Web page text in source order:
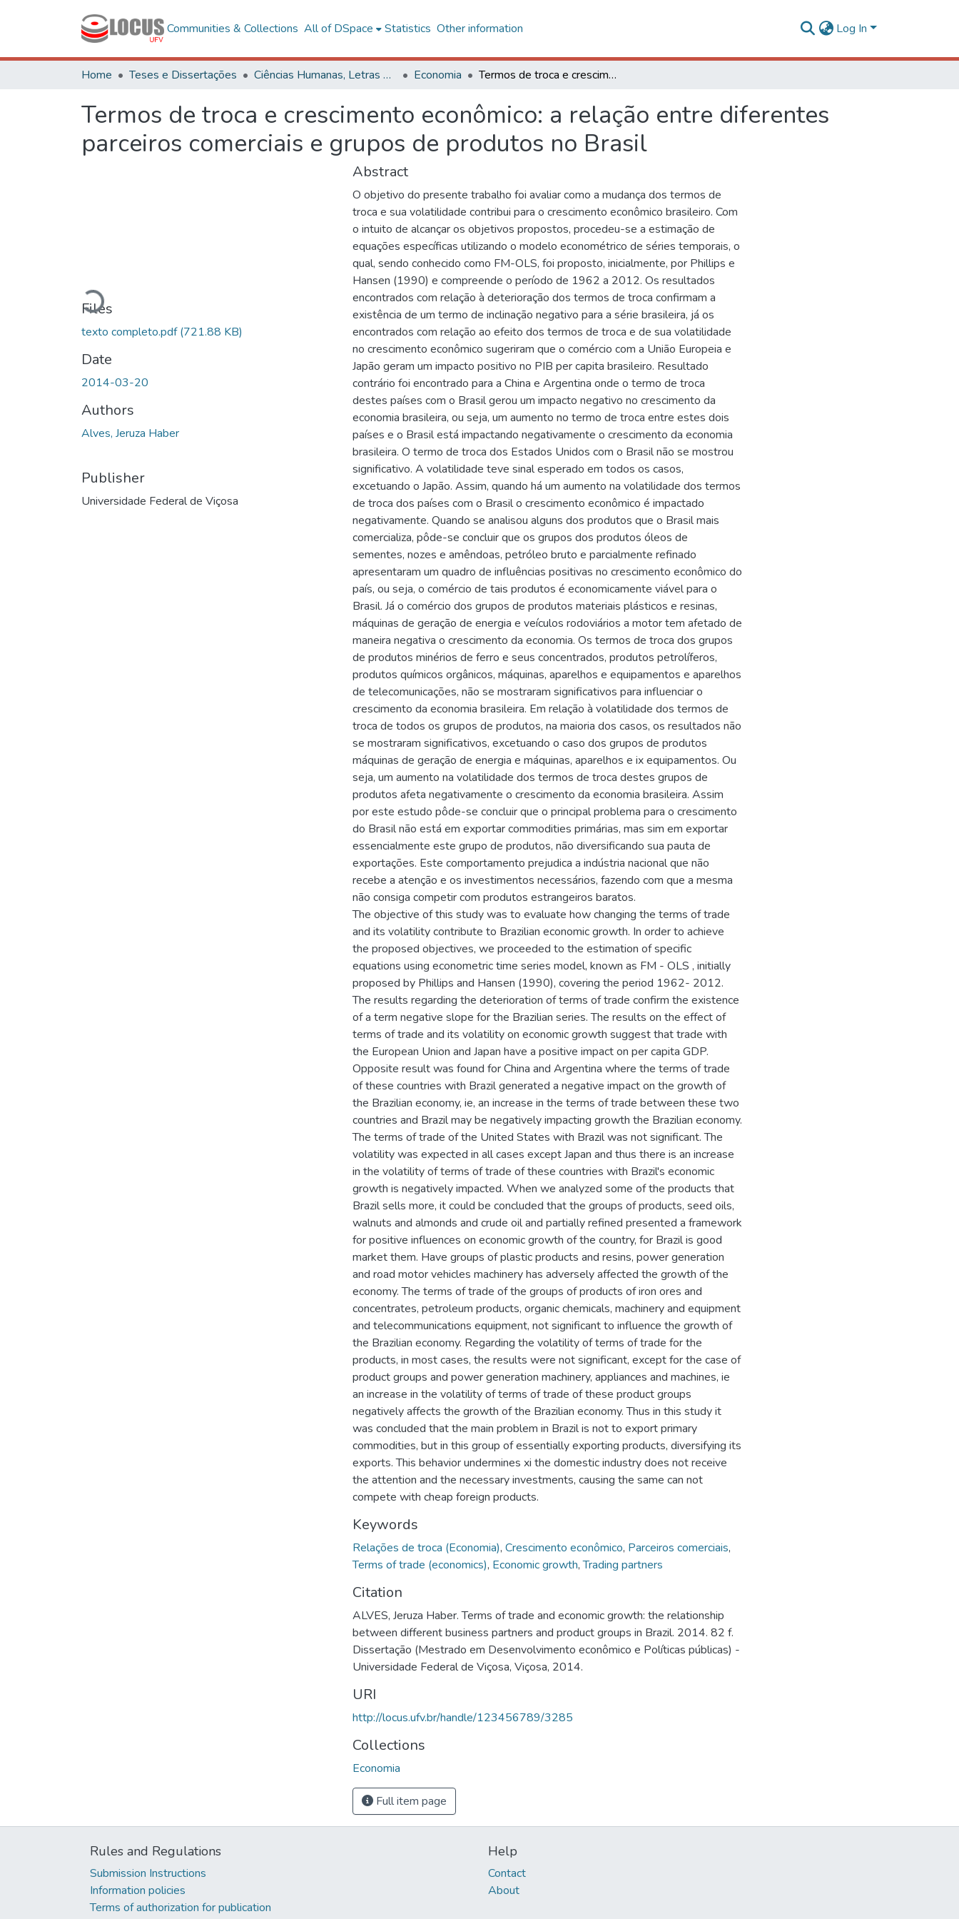
Communities & Collections All of DSpace Statistics Other information Log In
Home Teses e Dissertações Ciências Humanas, Letras e Artes Economia Termos de troca e crescimento econômico: a relação entre diferentes parceiros comerciais e grupos de produtos no Brasil
Termos de troca e crescimento econômico: a relação entre diferentes
parceiros comerciais e grupos de produtos no Brasil
Loading...
Files
texto completo.pdf(721.88 KB)
Date
2014-03-20
Authors
Alves, Jeruza Haber
Publisher
Universidade Federal de Viçosa
Abstract
O objetivo do presente trabalho foi avaliar como a mudança dos termos de
troca e sua volatilidade contribui para o crescimento econômico brasileiro. Com
o intuito de alcançar os objetivos propostos, procedeu-se a estimação de
equações específicas utilizando o modelo econométrico de séries temporais, o
qual, sendo conhecido como FM-OLS, foi proposto, inicialmente, por Phillips e
Hansen (1990) e compreende o período de 1962 a 2012. Os resultados
encontrados com relação à deterioração dos termos de troca confirmam a
existência de um termo de inclinação negativo para a série brasileira, já os
encontrados com relação ao efeito dos termos de troca e de sua volatilidade
no crescimento econômico sugeriram que o comércio com a União Europeia e
Japão geram um impacto positivo no PIB per capita brasileiro. Resultado
contrário foi encontrado para a China e Argentina onde o termo de troca
destes países com o Brasil gerou um impacto negativo no crescimento da
economia brasileira, ou seja, um aumento no termo de troca entre estes dois
países e o Brasil está impactando negativamente o crescimento da economia
brasileira. O termo de troca dos Estados Unidos com o Brasil não se mostrou
significativo. A volatilidade teve sinal esperado em todos os casos,
excetuando o Japão. Assim, quando há um aumento na volatilidade dos termos
de troca dos países com o Brasil o crescimento econômico é impactado
negativamente. Quando se analisou alguns dos produtos que o Brasil mais
comercializa, pôde-se concluir que os grupos dos produtos óleos de
sementes, nozes e amêndoas, petróleo bruto e parcialmente refinado
apresentaram um quadro de influências positivas no crescimento econômico do
país, ou seja, o comércio de tais produtos é economicamente viável para o
Brasil. Já o comércio dos grupos de produtos materiais plásticos e resinas,
máquinas de geração de energia e veículos rodoviários a motor tem afetado de
maneira negativa o crescimento da economia. Os termos de troca dos grupos
de produtos minérios de ferro e seus concentrados, produtos petrolíferos,
produtos químicos orgânicos, máquinas, aparelhos e equipamentos e aparelhos
de telecomunicações, não se mostraram significativos para influenciar o
crescimento da economia brasileira. Em relação à volatilidade dos termos de
troca de todos os grupos de produtos, na maioria dos casos, os resultados não
se mostraram significativos, excetuando o caso dos grupos de produtos
máquinas de geração de energia e máquinas, aparelhos e ix equipamentos. Ou
seja, um aumento na volatilidade dos termos de troca destes grupos de
produtos afeta negativamente o crescimento da economia brasileira. Assim
por este estudo pôde-se concluir que o principal problema para o crescimento
do Brasil não está em exportar commodities primárias, mas sim em exportar
essencialmente este grupo de produtos, não diversificando sua pauta de
exportações. Este comportamento prejudica a indústria nacional que não
recebe a atenção e os investimentos necessários, fazendo com que a mesma
não consiga competir com produtos estrangeiros baratos.
The objective of this study was to evaluate how changing the terms of trade
and its volatility contribute to Brazilian economic growth. In order to achieve
the proposed objectives, we proceeded to the estimation of specific
equations using econometric time series model, known as FM - OLS , initially
proposed by Phillips and Hansen (1990), covering the period 1962- 2012.
The results regarding the deterioration of terms of trade confirm the existence
of a term negative slope for the Brazilian series. The results on the effect of
terms of trade and its volatility on economic growth suggest that trade with
the European Union and Japan have a positive impact on per capita GDP.
Opposite result was found for China and Argentina where the terms of trade
of these countries with Brazil generated a negative impact on the growth of
the Brazilian economy, ie, an increase in the terms of trade between these two
countries and Brazil may be negatively impacting growth the Brazilian economy.
The terms of trade of the United States with Brazil was not significant. The
volatility was expected in all cases except Japan and thus there is an increase
in the volatility of terms of trade of these countries with Brazil's economic
growth is negatively impacted. When we analyzed some of the products that
Brazil sells more, it could be concluded that the groups of products, seed oils,
walnuts and almonds and crude oil and partially refined presented a framework
for positive influences on economic growth of the country, for Brazil is good
market them. Have groups of plastic products and resins, power generation
and road motor vehicles machinery has adversely affected the growth of the
economy. The terms of trade of the groups of products of iron ores and
concentrates, petroleum products, organic chemicals, machinery and equipment
and telecommunications equipment, not significant to influence the growth of
the Brazilian economy. Regarding the volatility of terms of trade for the
products, in most cases, the results were not significant, except for the case of
product groups and power generation machinery, appliances and machines, ie
an increase in the volatility of terms of trade of these product groups
negatively affects the growth of the Brazilian economy. Thus in this study it
was concluded that the main problem in Brazil is not to export primary
commodities, but in this group of essentially exporting products, diversifying its
exports. This behavior undermines xi the domestic industry does not receive
the attention and the necessary investments, causing the same can not
compete with cheap foreign products.
Keywords
Relações de troca (Economia), Crescimento econômico, Parceiros comerciais,
Terms of trade (economics), Economic growth,Trading partners
Citation
ALVES, Jeruza Haber. Terms of trade and economic growth: the relationship
between different business partners and product groups in Brazil. 2014. 82 f.
Dissertação (Mestrado em Desenvolvimento econômico e Políticas públicas) -
Universidade Federal de Viçosa, Viçosa, 2014.
URI
http://locus.ufv.br/handle/123456789/3285
Collections
Economia
Full item page
Rules and Regulations
Submission Instructions
Information policies
Terms of authorization for publication
Help
Contact
About